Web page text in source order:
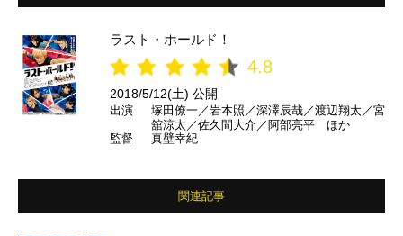
ラスト・ホールド！
4.8
2018/5/12(土) 公開
出演
塚田僚一／岩本照／深澤辰哉／渡辺翔太／宮
舘涼太／佐久間大介／阿部亮平 ほか
監督
真壁幸紀
関連記事